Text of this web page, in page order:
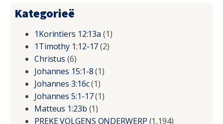
Kategorieë
1Korintiers 12:13a (1)
1Timothy 1:12-17(2)
Christus (6)
Johannes 15:1-8(1)
Johannes 3:16c(1)
Johannes 5:1-17(1)
Matteus 1:23b (1)
PREKE VOLGENS ONDERWERP (1,194)